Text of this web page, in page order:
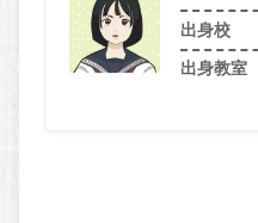
出身校
出身教室